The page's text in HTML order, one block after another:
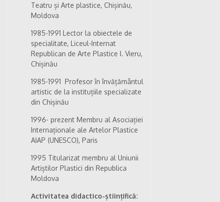
Teatru și Arte plastice, Chișinău,
Moldova
1985-1991 Lector la obiectele de
specialitate, Liceul-Internat
Republican de Arte Plastice I. Vieru,
Chișinău
1985-1991 Profesor în învățământul
artistic de la instituțiile specializate
din Chișinău
1996- prezent Membru al Asociației
Internaționale ale Artelor Plastice
AIAP (UNESCO), Paris
1995 Titularizat membru al Uniunii
Artiștilor Plastici din Republica
Moldova
Activitatea didactico-științifică: